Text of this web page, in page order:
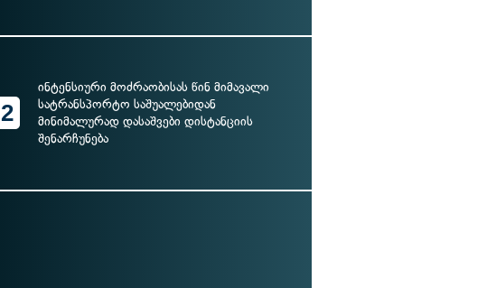
2
ინტენსიური მოძრაობისას წინ მიმავალი
სატრანსპორტო საშუალებიდან
მინიმალურად დასაშვები დისტანციის
შენარჩუნება